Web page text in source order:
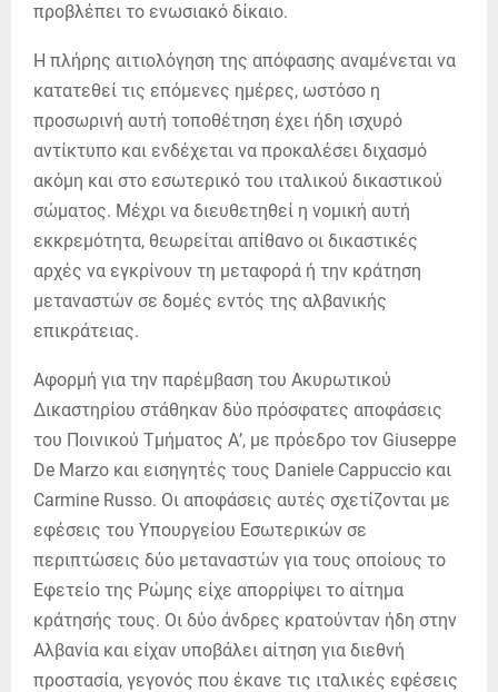
προβλέπει το ενωσιακό δίκαιο.
Η πλήρης αιτιολόγηση της απόφασης αναμένεται να
κατατεθεί τις επόμενες ημέρες, ωστόσο η
προσωρινή αυτή τοποθέτηση έχει ήδη ισχυρό
αντίκτυπο και ενδέχεται να προκαλέσει διχασμό
ακόμη και στο εσωτερικό του ιταλικού δικαστικού
σώματος. Μέχρι να διευθετηθεί η νομική αυτή
εκκρεμότητα, θεωρείται απίθανο οι δικαστικές
αρχές να εγκρίνουν τη μεταφορά ή την κράτηση
μεταναστών σε δομές εντός της αλβανικής
επικράτειας.
Αφορμή για την παρέμβαση του Ακυρωτικού
Δικαστηρίου στάθηκαν δύο πρόσφατες αποφάσεις
του Ποινικού Τμήματος Α’, με πρόεδρο τον Giuseppe
De Marzo και εισηγητές τους Daniele Cappuccio και
Carmine Russo. Οι αποφάσεις αυτές σχετίζονται με
εφέσεις του Υπουργείου Εσωτερικών σε
περιπτώσεις δύο μεταναστών για τους οποίους το
Εφετείο της Ρώμης είχε απορρίψει το αίτημα
κράτησής τους. Οι δύο άνδρες κρατούνταν ήδη στην
Αλβανία και είχαν υποβάλει αίτηση για διεθνή
προστασία, γεγονός που έκανε τις ιταλικές εφέσεις